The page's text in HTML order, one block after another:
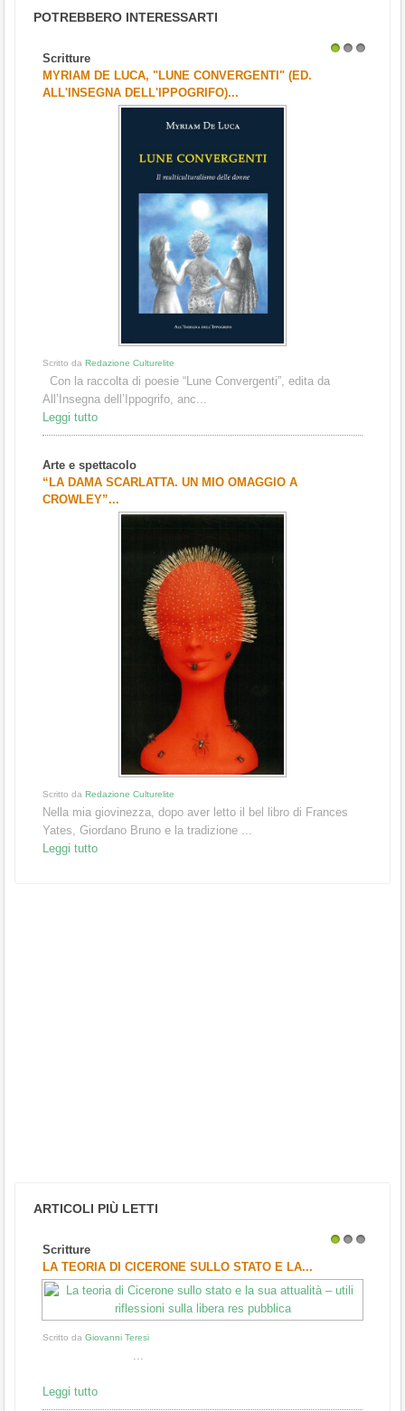
POTREBBERO INTERESSARTI
Scritture
MYRIAM DE LUCA, "LUNE CONVERGENTI" (ED.
ALL'INSEGNA DELL'IPPOGRIFO)...
Scritto da Redazione Culturelite
Con la raccolta di poesie “Lune Convergenti”, edita da
All’Insegna dell’Ippogrifo, anc...
Leggi tutto
Arte e spettacolo
“LA DAMA SCARLATTA. UN MIO OMAGGIO A
CROWLEY”...
Scritto da Redazione Culturelite
Nella mia giovinezza, dopo aver letto il bel libro di Frances
Yates, Giordano Bruno e la tradizione ...
Leggi tutto
ARTICOLI PIÙ LETTI
Scritture
LA TEORIA DI CICERONE SULLO STATO E LA...
Scritto da Giovanni Teresi
...
Leggi tutto